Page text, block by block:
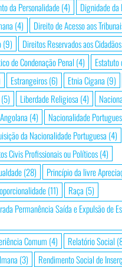
da Personalidade(4) Dignidade da
(4) Direito de Acesso aos
(9) Direitos Reservados aos
de Condenação Penal (4)
Estrangeiros(6) Etnia Cigana (9)
(5) Liberdade Religiosa (4)
(4) Nacionalidade
da Nacionalidade Portuguesa (4)
Civis Profissionais ou Políticos(4)
(28) Princípio da livre
(11) Raça (5)
Permanência Saída e Expulsão de
Comum (4) Relatório Social
(3) Rendimento Social de